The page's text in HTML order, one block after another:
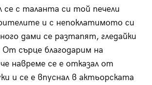
се с таланта си той печели
и с непоклатимото си
дами се разтапят, гледайки
сърце благодарим на
навреме се е отказал от
и се е впуснал в актьорската